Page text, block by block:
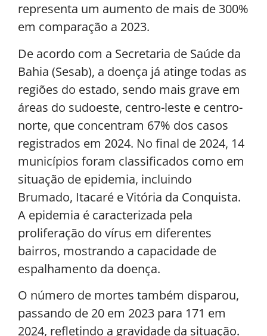
representa um aumento de mais de 300%
em comparação a 2023.
De acordo com a Secretaria de Saúde da
Bahia (Sesab), a doença já atinge todas as
regiões do estado, sendo mais grave em
áreas do sudoeste, centro-leste e centro-
norte, que concentram 67% dos casos
registrados em 2024. No final de 2024, 14
municípios foram classificados como em
situação de epidemia, incluindo
Brumado, Itacaré e Vitória da Conquista.
A epidemia é caracterizada pela
proliferação do vírus em diferentes
bairros, mostrando a capacidade de
espalhamento da doença.
O número de mortes também disparou,
passando de 20 em 2023 para 171 em
2024, refletindo a gravidade da situação.